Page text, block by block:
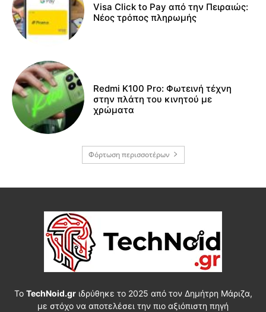
Visa Click to Pay από την Πειραιώς:
Νέος τρόπος πληρωμής
Redmi K100 Pro: Φωτεινή τέχνη
στην πλάτη του κινητού με
χρώματα
Φόρτωση περισσοτέρων
Το TechNoid.grιδρύθηκε το 2025 από τον Δημήτρη Μάριζα,
με στόχο να αποτελέσει την πιο αξιόπιστη πηγή